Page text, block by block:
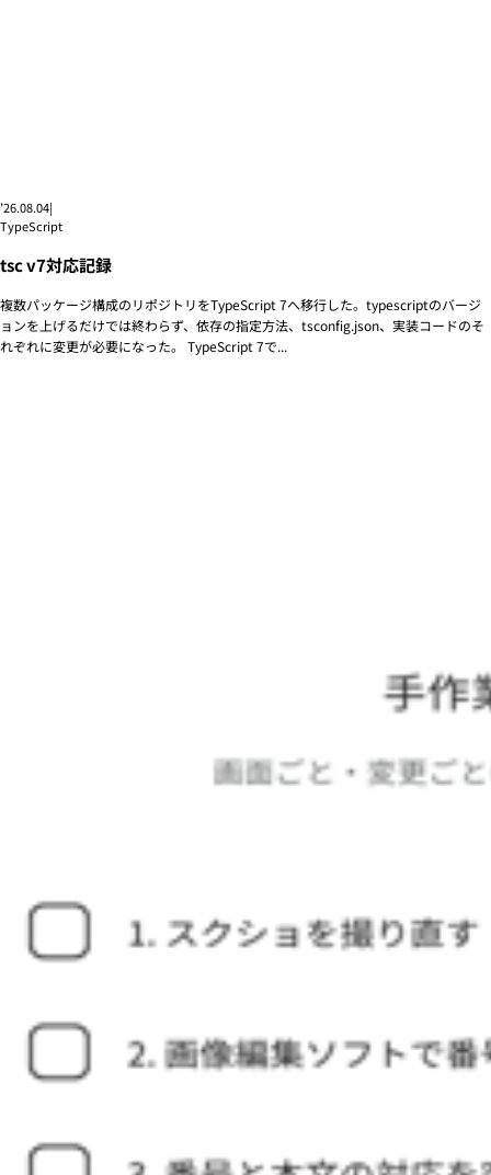
’26.08.04|
TypeScript
tsc v7対応記録
複数パッケージ構成のリポジトリをTypeScript 7へ移行した。typescriptのバージ
ョンを上げるだけでは終わらず、依存の指定方法、tsconfig.json、実装コードのそ
れぞれに変更が必要になった。 TypeScript 7で...